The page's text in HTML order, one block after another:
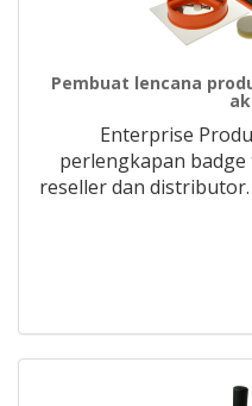
Pembuat lencana
Enterprise
perlengkapan
reseller dan